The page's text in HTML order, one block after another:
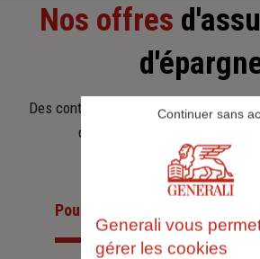
Nos offres
Des contrats clairs et flexibles pour
d’aujourd’hui et anticiper
Pour les particuliers Pour les
Generali vous
gérer les cookies
Continuer sans